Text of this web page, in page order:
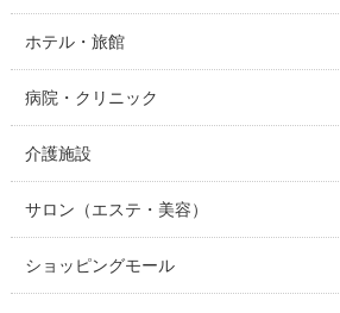
ホテル・旅館
病院・クリニック
介護施設
サロン（エステ・美容）
ショッピングモール